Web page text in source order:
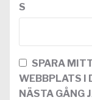
S
SPARA
WEBBPLATS I
NÄSTA GÅNG